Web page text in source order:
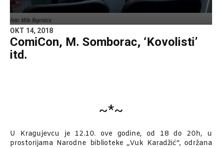
Foto: Mišo Koprivica
OKT 14, 2018
ComiCon, M. Somborac, ‘Kovolisti’
itd.
~*~
U Kragujevcu je 12.10. ove godine, od 18 do 20h, u
prostorijama Narodne biblioteke „Vuk Karadžić“, održana